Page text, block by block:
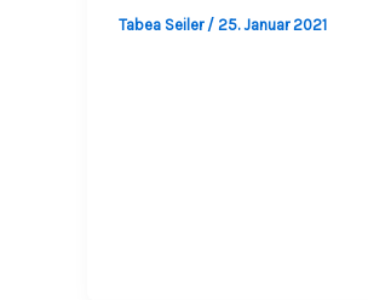
Tabea Seiler / 25. Januar 2021